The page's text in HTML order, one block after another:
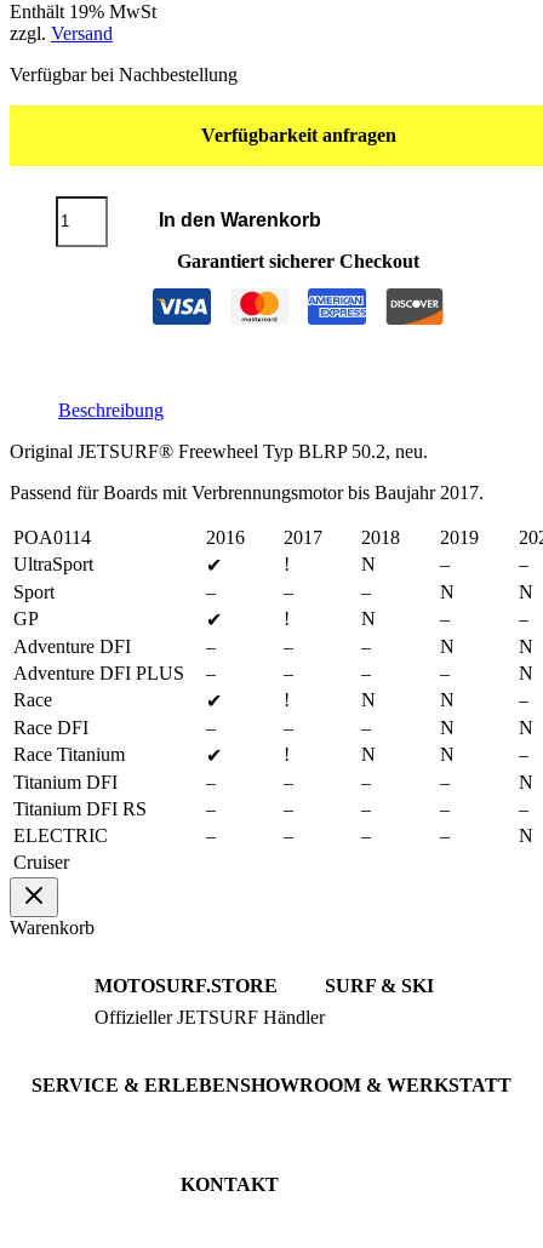
Enthält 19% MwSt
zzgl. Versand
Verfügbar bei Nachbestellung
Verfügbarkeit anfragen
Freewheel
In den Warenkorb
Garantiert sicherer Checkout
Beschreibung
Original JETSURF® Freewheel Typ BLRP 50.2, neu.
Passend für Boards mit Verbrennungsmotor bis Baujahr 2017.
POA0114 2016 2017 2018 2019
UltraSport
✔ ! N –
–
Sport
– – – N
N
GP
✔ ! N –
–
Adventure DFI
– – – N
N
Adventure DFI PLUS
– – – –
N
Race
✔ ! N N
–
Race DFI
– – – N
N
Race Titanium
✔ ! N N
–
Titanium DFI
– – – –
N
Titanium DFI RS
– – – –
–
ELECTRIC
– – – –
N
Cruiser
Warenkorb
MOTOSURF.STORE
Offizieller JETSURF Händler
SURF & SKI
JETSURF Boards
SERVICE & ERLEBENSHOWROOM & WERKSTATT
KONTAKT